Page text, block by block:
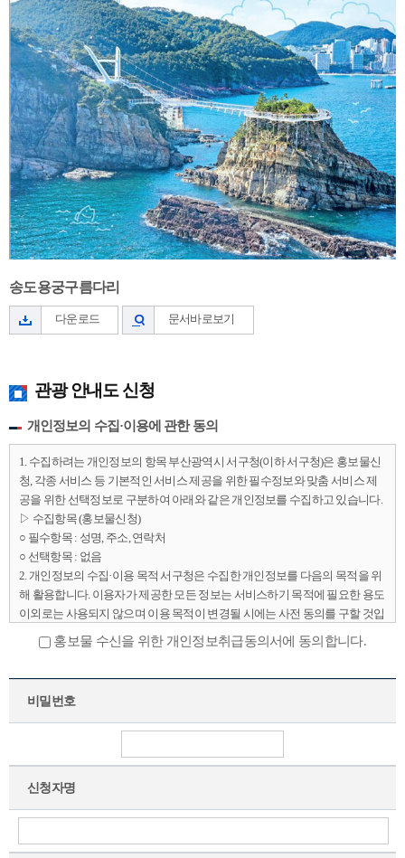
송도용궁구름다리
다운로드 문서바로보기
관광 안내도 신청
개인정보의 수집·이용에 관한 동의
1. 수집하려는 개인정보의 항목 부산광역시 서구청(이하 서구청)은 홍보물신
청, 각종 서비스 등 기본적인 서비스 제공을 위한 필수정보와 맞춤 서비스 제
공을 위한 선택정보로 구분하여 아래와 같은 개인정보를 수집하고 있습니다.
▷ 수집항목 (홍보물신청)
○ 필수항목 : 성명, 주소, 연락처
○ 선택항목 : 없음
2. 개인정보의 수집·이용 목적 서구청은 수집한 개인정보를 다음의 목적을 위
해 활용합니다. 이용자가 제공한 모든 정보는 서비스하기 목적에 필요한 용도
이외로는 사용되지 않으며 이용 목적이 변경될 시에는 사전 동의를 구할 것입
(개인정보 수집·이용 목적)
·관련 법령에 따라 정보시스템 접근기록, 통신사실확인 정보 등
·성별, 연령별 가입자 정보 통계, 서비스 이용 통계 등 통계목적 이용
하는 기간 동안에 한하여 이용자의 개인정보를 보유 및 이용하게 됩니다. 개
인정보의 수집 및 이용에 대한 동의를 철회하는 경우, 수집 및 이용목적이 달
니다.
다만, 다음의 정보에 대해서는 아래의 사유로 보존합니다.
홍보물 수신을 위한 개인정보취급동의서에 동의합니다.
비밀번호
신청자명